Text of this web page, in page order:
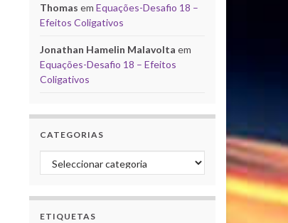
Thomas em Equações-Desafio 18 –
Efeitos Coligativos
Jonathan Hamelin Malavolta em
Equações-Desafio 18 – Efeitos
Coligativos
CATEGORIAS
Categorias
ETIQUETAS